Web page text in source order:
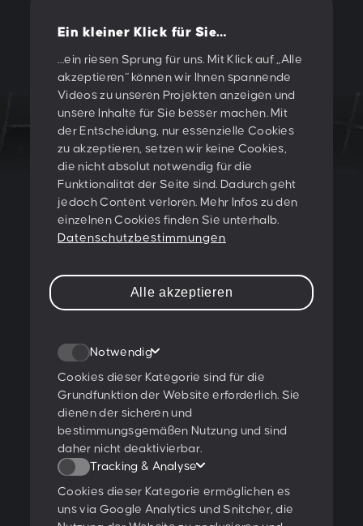
Ein kleiner Klick für Sie…
…ein riesen Sprung für uns. Mit Klick auf „Alle
akzeptieren“ können wir Ihnen spannende
Videos zu unseren Projekten anzeigen und
unsere Inhalte für Sie besser machen. Mit
der Entscheidung, nur essenzielle Cookies
zu akzeptieren, setzen wir keine Cookies,
die nicht absolut notwendig für die
Funktionalität der Seite sind. Dadurch geht
jedoch Content verloren. Mehr Infos zu den
einzelnen Cookies finden Sie unterhalb.
Datenschutzbestimmungen
Alle akzeptieren
Notwendig
Cookies dieser Kategorie sind für die
Grundfunktion der Website erforderlich. Sie
dienen der sicheren und
bestimmungsgemäßen Nutzung und sind
daher nicht deaktivierbar.
Tracking & Analyse
Cookies dieser Kategorie ermöglichen es
uns via Google Analytics und Snitcher, die
Vorherige/Nächste
LET'S CREATE
SOMETHING
TOGETHER!
PESCHKE DESIGN GMBH
Sternwartestraße 62-64
+43 1 47 07 922
contact@peschke.at
Newsletter abonnieren
Ich stimme denDatenschutzbestimmungenzu.